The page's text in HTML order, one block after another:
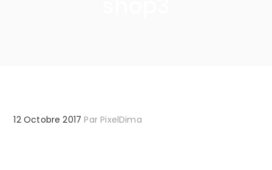
12 Octobre 2017 Par PixelDima